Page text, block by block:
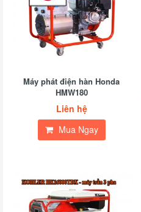
Máy phát điện hàn Honda
HMW180
Liên hệ
Mua Ngay